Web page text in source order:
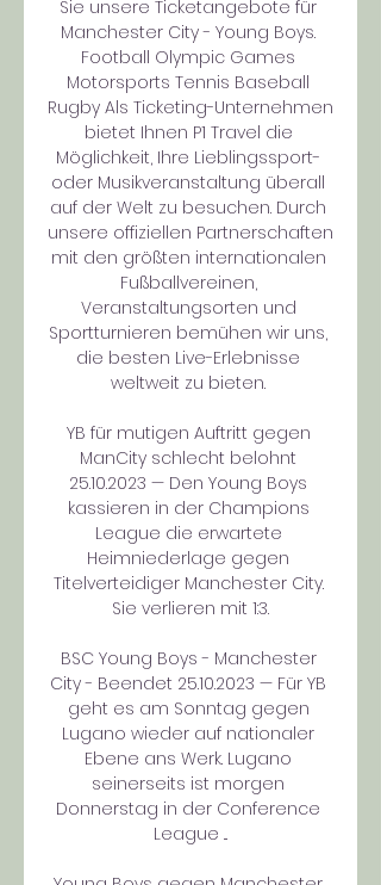
Sie unsere Ticketangebote für
Manchester City - Young Boys.
Football Olympic Games
Motorsports Tennis Baseball
Rugby Als Ticketing-Unternehmen
bietet Ihnen P1 Travel die
Möglichkeit, Ihre Lieblingssport-
oder Musikveranstaltung überall
auf der Welt zu besuchen. Durch
unsere offiziellen Partnerschaften
mit den größten internationalen
Fußballvereinen,
Veranstaltungsorten und
Sportturnieren bemühen wir uns,
die besten Live-Erlebnisse
weltweit zu bieten.
YB für mutigen Auftritt gegen
ManCity schlecht belohnt
25.10.2023 — Den Young Boys
kassieren in der Champions
League die erwartete
Heimniederlage gegen
Titelverteidiger Manchester City.
Sie verlieren mit 1:3.
BSC Young Boys - Manchester
City - Beendet 25.10.2023 — Für YB
geht es am Sonntag gegen
Lugano wieder auf nationaler
Ebene ans Werk. Lugano
seinerseits ist morgen
Donnerstag in der Conference
League ...